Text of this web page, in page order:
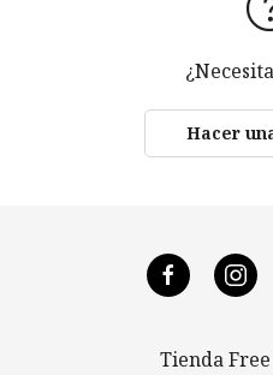
Hacer
Tienda